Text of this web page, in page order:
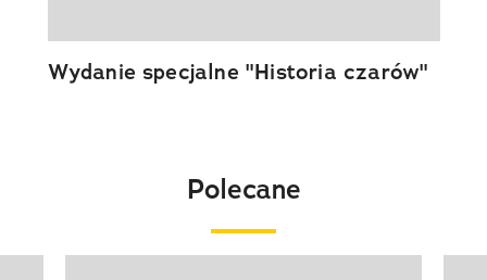
Wydanie specjalne "Historia czarów"
Polecane